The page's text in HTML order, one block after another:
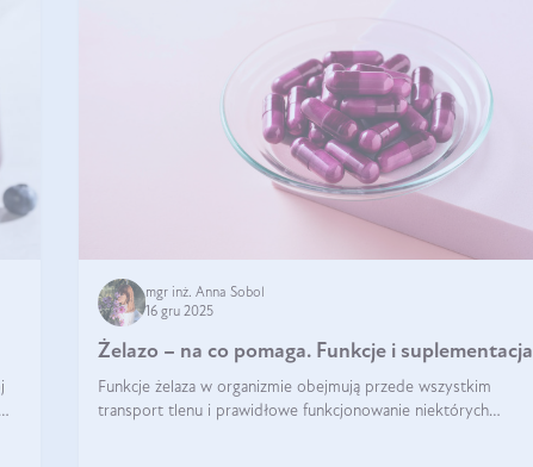
mgr inż. Anna Sobol
16 gru 2025
Żelazo – na co pomaga. Funkcje i suplementacja
Funkcje żelaza w organizmie obejmują przede wszystkim
transport tlenu i prawidłowe funkcjonowanie niektórych